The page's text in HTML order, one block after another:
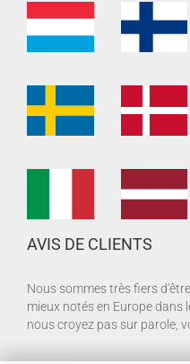
AVIS DE CLIENTS
Nous sommes très fiers
mieux notés en Europe dans
nous croyez pas sur parole,